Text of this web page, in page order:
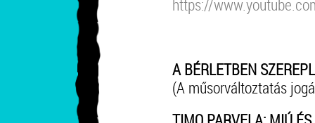
https://
A BÉRLETBEN
(A műsorváltoztatás